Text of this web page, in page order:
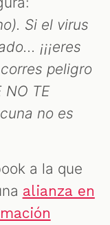
Si el virus
¡¡¡eres
peligro
NO TE
no es
a la que
alianza en